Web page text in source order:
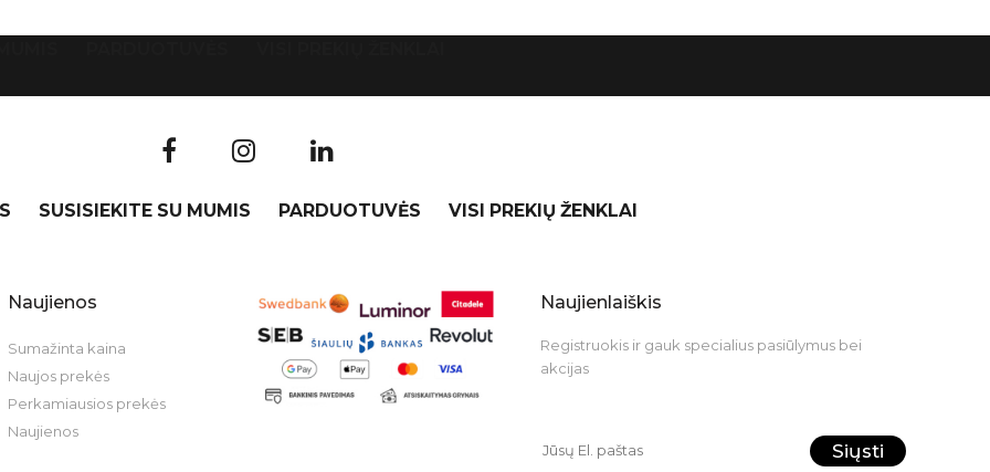
SUSISIEKITE SU MUMIS PARDUOTUVĖS VISI PREKIŲ ŽENKLAI
Naujienos
Sumažinta kaina
Naujos prekės
Perkamiausios prekės
Naujienos
Naujienlaiškis
Registruokis ir gauk specialius pasiūlymus bei
akcijas
Siųsti